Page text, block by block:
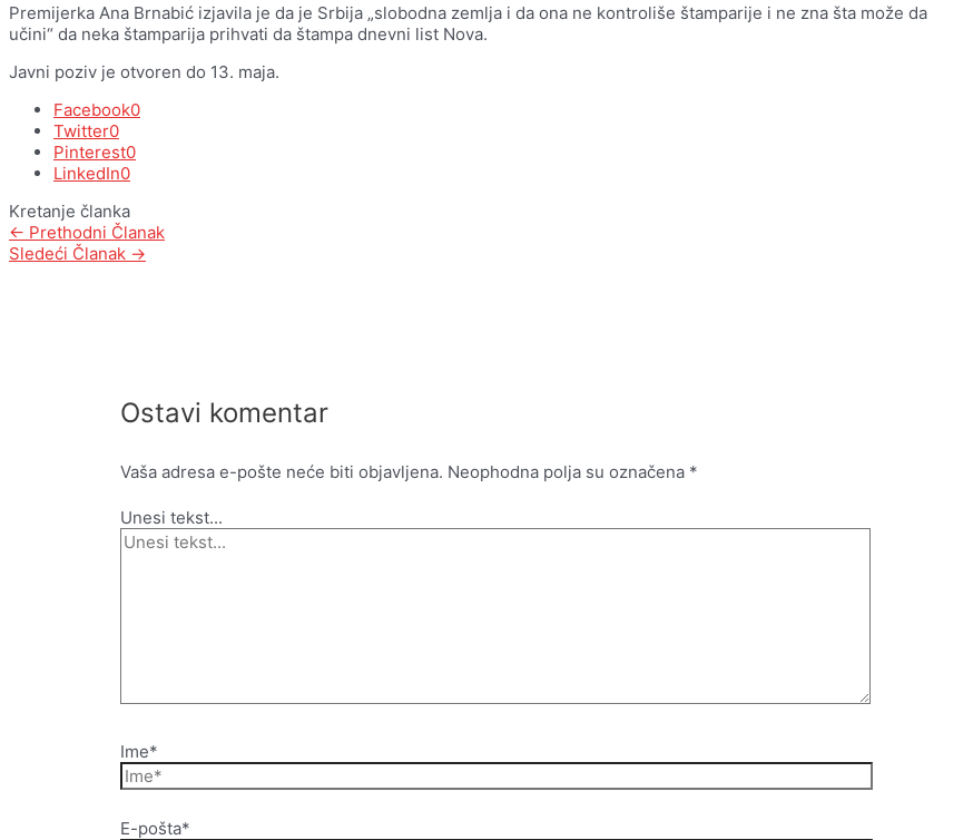
Premijerka Ana Brnabić izjavila je da je Srbija „slobodna zemlja i da ona ne kontroliše štamparije i ne zna šta može da
učini“ da neka štamparija prihvati da štampa dnevni list Nova.
Javni poziv je otvoren do 13. maja.
Facebook0
Twitter0
Pinterest0
LinkedIn0
Kretanje članka
← Prethodni Članak
Sledeći Članak →
Ostavi komentar
Vaša adresa e-pošte neće biti objavljena. Neophodna polja su označena *
Unesi tekst...
Ime*
E-pošta*